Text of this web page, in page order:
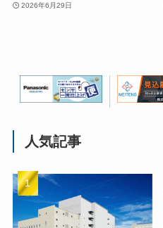
2026年6月29日
人気記事